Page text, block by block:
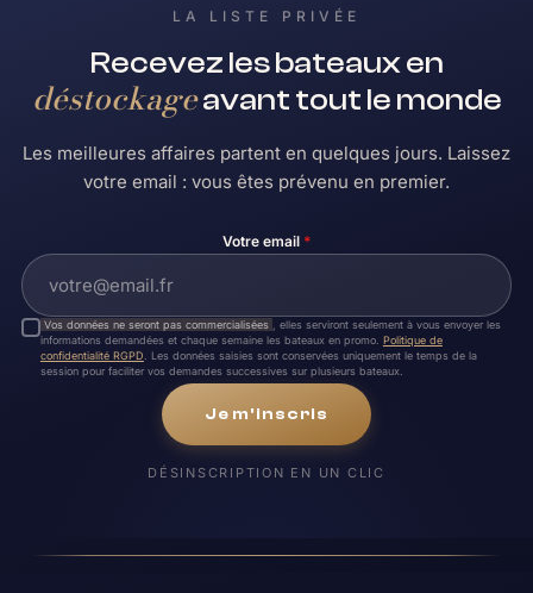
LA LISTE PRIVÉE
Recevez les bateaux en
déstockageavant tout le monde
Les meilleures affaires partent en quelques jours. Laissez
votre email : vous êtes prévenu en premier.
Votre email *
Vos données ne seront pas commercialisées
, elles serviront seulement à vous envoyer les
informations demandées et chaque semaine les bateaux en promo. Politique de
confidentialité RGPD . Les données saisies sont conservées uniquement le temps de la
session pour faciliter vos demandes successives sur plusieurs bateaux.
Je m'inscris
DÉSINSCRIPTION EN UN CLIC